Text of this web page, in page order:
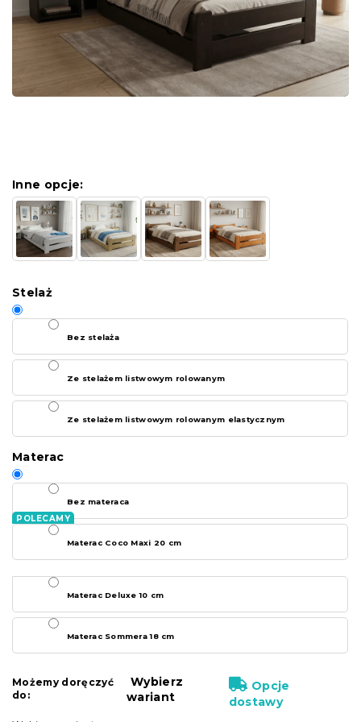
Inne opcje:
Stelaż
Bez stelaża
Ze stelażem listwowym rolowanym
Ze stelażem listwowym rolowanym elastycznym
Materac
Bez materaca
Materac Coco Maxi 20 cm
Materac Deluxe 10 cm
Materac Sommera 18 cm
Możemy doręczyć
do:
Wybierz
wariant
Opcje
dostawy